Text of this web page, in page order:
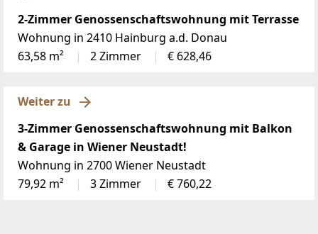
2-Zimmer Genossenschaftswohnung mit Terrasse
Wohnung in 2410 Hainburg a.d. Donau
63,58 m²
2 Zimmer € 628,46
Weiter zu
3-Zimmer Genossenschaftswohnung mit Balkon
& Garage in Wiener Neustadt!
Wohnung in 2700 Wiener Neustadt
79,92 m²
3 Zimmer € 760,22